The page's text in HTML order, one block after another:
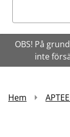
OBS! På
inte
Hem